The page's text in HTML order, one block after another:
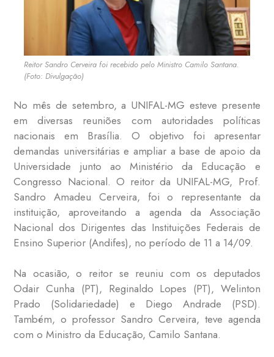
Reitor Sandro Cerveira foi recebido pelo Ministro Camilo Santana.
(Foto: Divulgação)
No mês de setembro, a UNIFAL-MG esteve presente
em diversas reuniões com autoridades políticas
nacionais em Brasília. O objetivo foi apresentar
demandas universitárias e ampliar a base de apoio da
Universidade junto ao Ministério da Educação e
Congresso Nacional. O reitor da UNIFAL-MG, Prof.
Sandro Amadeu Cerveira, foi o representante da
instituição, aproveitando a agenda da Associação
Nacional dos Dirigentes das Instituições Federais de
Ensino Superior (Andifes), no período de 11 a 14/09.
Na ocasião, o reitor se reuniu com os deputados
Odair Cunha (PT), Reginaldo Lopes (PT), Welinton
Prado (Solidariedade) e Diego Andrade (PSD).
Também, o professor Sandro Cerveira, teve agenda
com o Ministro da Educação, Camilo Santana.